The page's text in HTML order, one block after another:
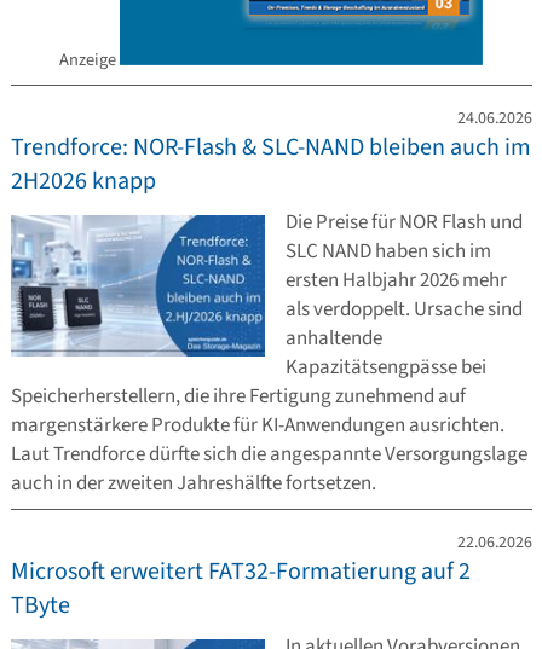
Anzeige
24.06.2026
Trendforce: NOR-Flash & SLC-NAND bleiben auch im
2H2026 knapp
Die Preise für NOR Flash und
SLC NAND haben sich im
ersten Halbjahr 2026 mehr
als verdoppelt. Ursache sind
anhaltende
Kapazitätsengpässe bei
Speicherherstellern, die ihre Fertigung zunehmend auf
margenstärkere Produkte für KI-Anwendungen ausrichten.
Laut Trendforce dürfte sich die angespannte Versorgungslage
auch in der zweiten Jahreshälfte fortsetzen.
22.06.2026
Microsoft erweitert FAT32-Formatierung auf 2
TByte